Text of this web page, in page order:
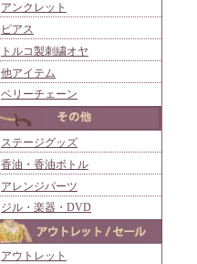
アンクレット
ピアス
トルコ製刺繍オヤ
他アイテム
ベリーチェーン
ステージグッズ
香油・香油ボトル
アレンジパーツ
ジル・楽器・DVD
アウトレット